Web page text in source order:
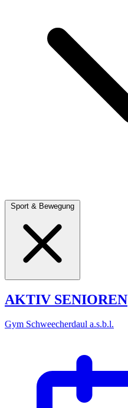
Sport & Bewegung
AKTIV SENIOREN
Gym Schweecherdaul a.s.b.l.